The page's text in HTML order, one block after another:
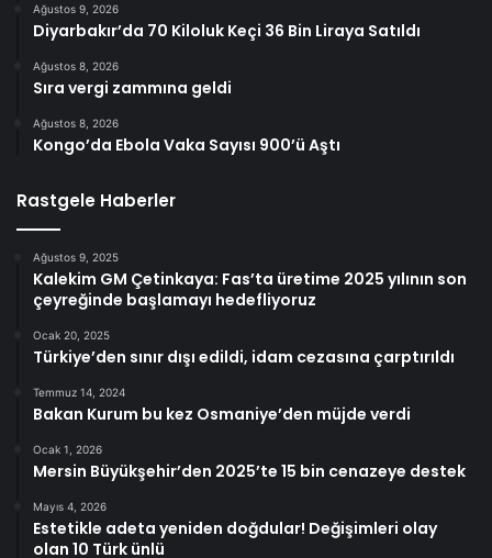
Ağustos 9, 2026
Diyarbakır’da 70 Kiloluk Keçi 36 Bin Liraya Satıldı
Ağustos 8, 2026
Sıra vergi zammına geldi
Ağustos 8, 2026
Kongo’da Ebola Vaka Sayısı 900’ü Aştı
Rastgele Haberler
Ağustos 9, 2025
Kalekim GM Çetinkaya: Fas’ta üretime 2025 yılının son
çeyreğinde başlamayı hedefliyoruz
Ocak 20, 2025
Türkiye’den sınır dışı edildi, idam cezasına çarptırıldı
Temmuz 14, 2024
Bakan Kurum bu kez Osmaniye’den müjde verdi
Ocak 1, 2026
Mersin Büyükşehir’den 2025’te 15 bin cenazeye destek
Mayıs 4, 2026
Estetikle adeta yeniden doğdular! Değişimleri olay
olan 10 Türk ünlü